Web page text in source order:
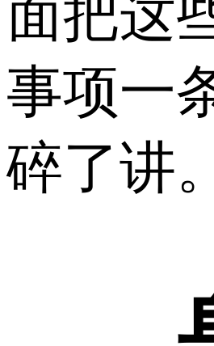
面把这
事项一
碎了讲。